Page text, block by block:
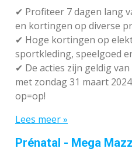
✔ Profiteer 7 dagen lang
en kortingen op diverse
✔ Hoge kortingen op
sportkleding, speelgoed
✔ De acties zijn geldig
met zondag 31 maart
op=op!
Lees meer »
Prénatal - Mega